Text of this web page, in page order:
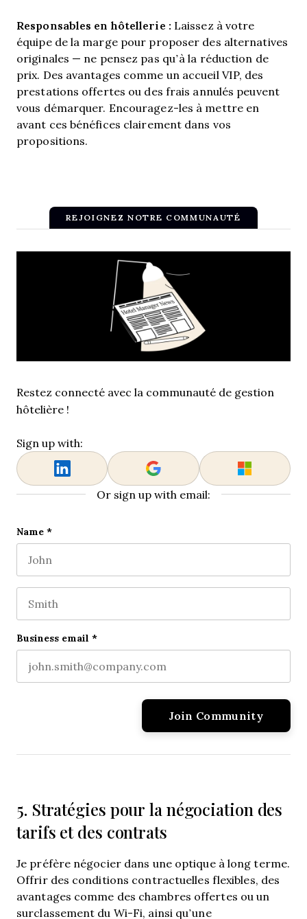
Responsables en hôtellerie : Laissez à votre
équipe de la marge pour proposer des alternatives
originales — ne pensez pas qu’à la réduction de
prix. Des avantages comme un accueil VIP, des
prestations offertes ou des frais annulés peuvent
vous démarquer. Encouragez-les à mettre en
avant ces bénéfices clairement dans vos
propositions.
REJOIGNEZ NOTRE COMMUNAUTÉ
Restez connecté avec la communauté de gestion
hôtelière !
Sign up with:
Or sign up with email:
LinkedIn
This field is for validation purposes and should be
Name*
Business email *
5. Stratégies pour la négociation des
tarifs et des contrats
Je préfère négocier dans une optique à long terme.
Offrir des conditions contractuelles flexibles, des
avantages comme des chambres offertes ou un
surclassement du Wi-Fi, ainsi qu’une